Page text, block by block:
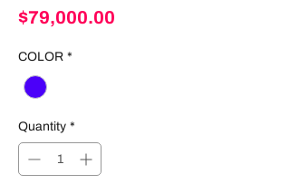
$79,000.00
COLOR *
Quantity *